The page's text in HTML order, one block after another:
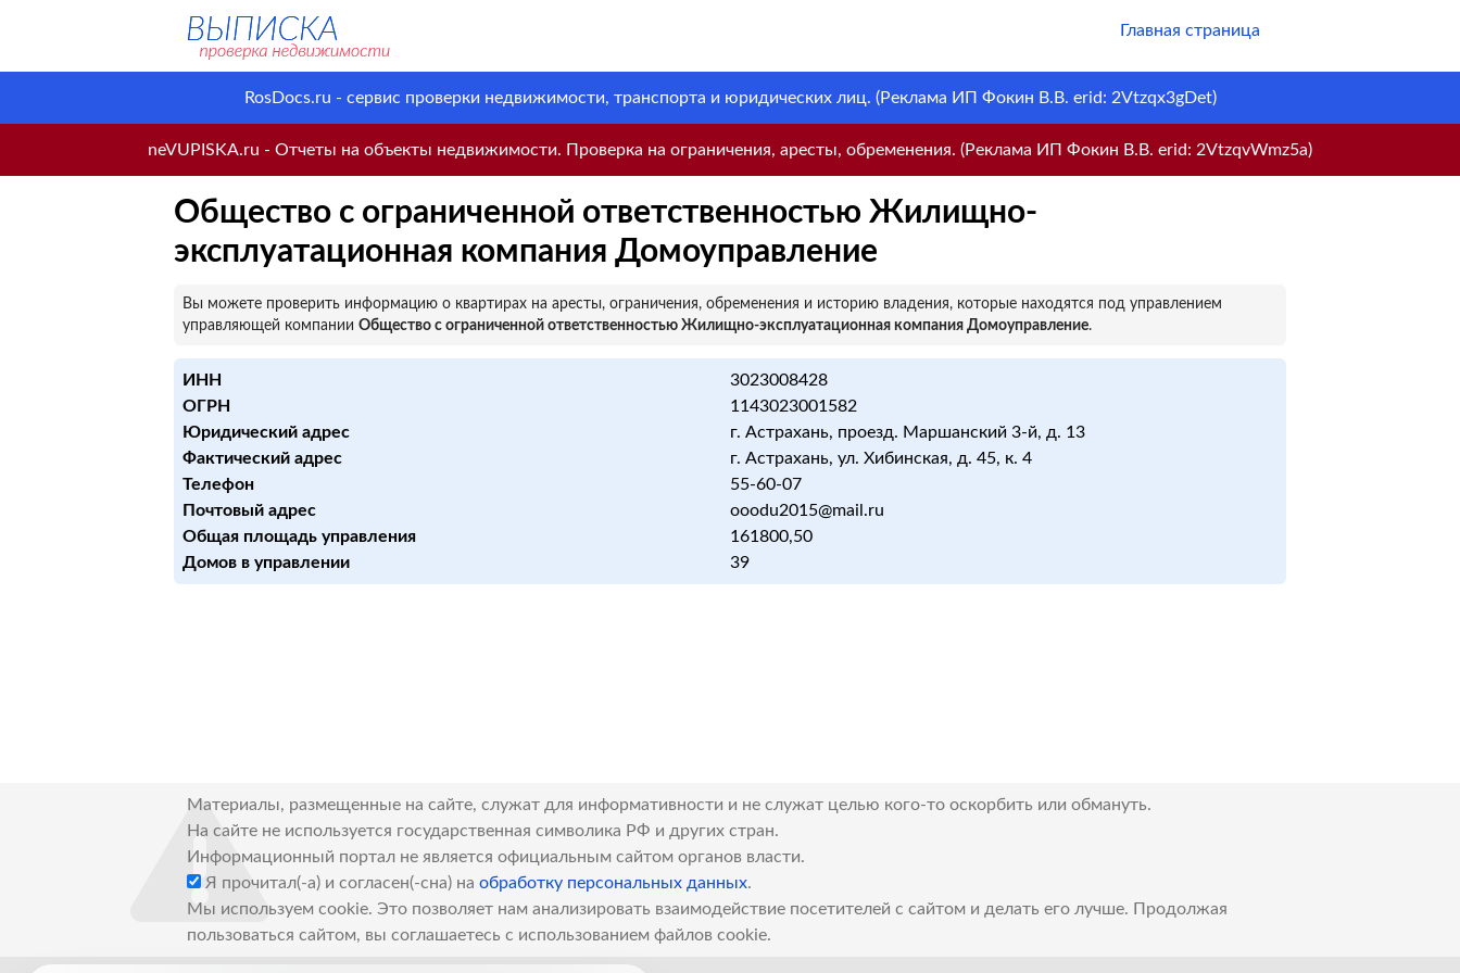
Главная страница
RosDocs.ru - сервис проверки недвижимости, транспорта и юридических лиц. (Реклама ИП Фокин В.В. erid: 2Vtzqx3gDet)
neVUPISKA.ru - Отчеты на объекты недвижимости. Проверка на ограничения, аресты, обременения. (Реклама ИП Фокин В.В. erid: 2VtzqvWmz5a)
Общество с ограниченной ответственностью Жилищно-
эксплуатационная компания Домоуправление
Вы можете проверить информацию о квартирах на аресты, ограничения, обременения и историю владения, которые находятся под управлением
управляющей компании Общество с ограниченной ответственностью Жилищно-эксплуатационная компания Домоуправление.
ИНН
3023008428
ОГРН
1143023001582
Юридический адрес
г. Астрахань, проезд. Маршанский 3-й, д. 13
Фактический адрес
г. Астрахань, ул. Хибинская, д. 45, к. 4
Телефон
55-60-07
Почтовый адрес
ooodu2015@mail.ru
Общая площадь управления
161800,50
Домов в управлении
39
Материалы, размещенные на сайте, служат для информативности и не служат целью кого-то оскорбить или обмануть.
На сайте не используется государственная символика РФ и других стран.
Информационный портал не является официальным сайтом органов власти.
Я прочитал(-а) и согласен(-сна) на обработку персональных данных.
Мы используем cookie. Это позволяет нам анализировать взаимодействие посетителей с сайтом и делать его лучше. Продолжая
пользоваться сайтом, вы соглашаетесь с использованием файлов cookie.